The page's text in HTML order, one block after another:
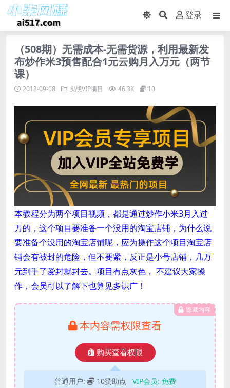
登录
（508期）无需成本-无需货源，利用最新发
布炒作米3预售配合1元云购月入万元（两节
课）
2013-09-08 实战VIP项目 46.3K 10
本教程分为两个项目视频，都是通过炒作小米3月入过
万的，这个项目要准备一个没用的淘宝店铺，为什么说
要准备个没用的淘宝店铺呢，应为操作这个项目淘宝店
铺会有被封的危险，但不要紧，反正是小号店铺，几万
元到手了爱封就封去。项目有点灰色， 不建议大家操
作，会员可以了解下也算见多识广！
隐藏内容
本内容需权限查看
购买查看权限
普通用户: 10赞助点 VIP会员: 免费